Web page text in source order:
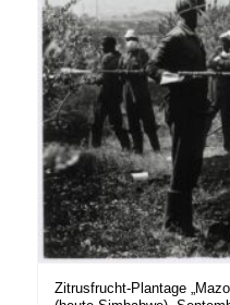
Zitrusfrucht-Plantage